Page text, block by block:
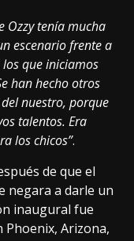
Ozzy tenía mucha
escenario frente a
que iniciamos
han hecho otros
nuestro, porque
talentos. Era
los chicos”.
de que el
negara a darle un
inaugural fue
Phoenix, Arizona,